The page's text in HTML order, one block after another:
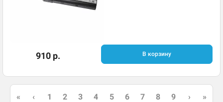
910 р. В корзину
« ‹ 1 2 3 4 5 6 7 8 9 › »